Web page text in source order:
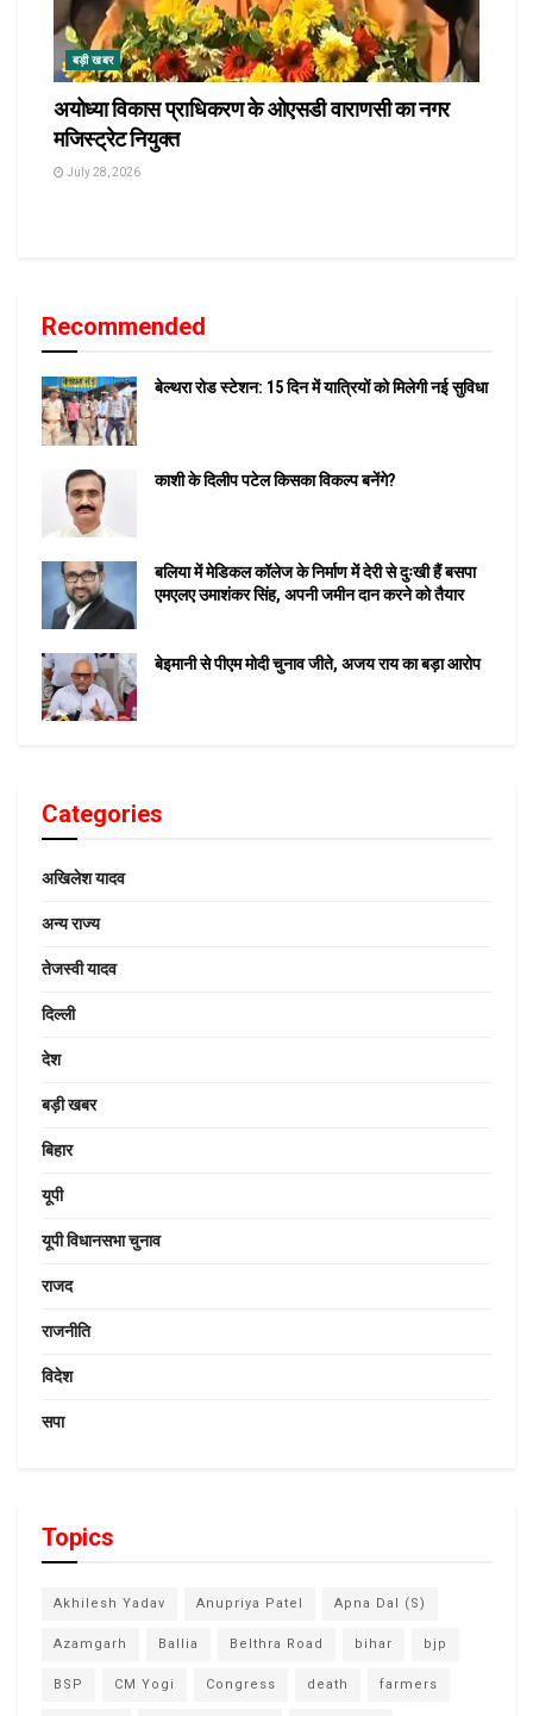
बड़ी खबर
अयोध्या विकास प्राधिकरण के ओएसडी वाराणसी का नगर
मजिस्ट्रेट नियुक्त
July 28, 2026
Recommended
बेल्थरा रोड स्टेशन: 15 दिन में यात्रियों को मिलेगी नई सुविधा
काशी के दिलीप पटेल किसका विकल्प बनेंगे?
बलिया में मेडिकल कॉलेज के निर्माण में देरी से दुःखी हैं बसपा
एमएलए उमाशंकर सिंह, अपनी जमीन दान करने को तैयार
बेइमानी से पीएम मोदी चुनाव जीते, अजय राय का बड़ा आरोप
Categories
अखिलेश यादव
अन्य राज्य
तेजस्वी यादव
दिल्ली
देश
बड़ी खबर
बिहार
यूपी
यूपी विधानसभा चुनाव
राजद
राजनीति
विदेश
सपा
Topics
Akhilesh Yadav Anupriya Patel Apna Dal (S)
Azamgarh Ballia Belthra Road bihar bjp
BSP CM Yogi Congress death farmers